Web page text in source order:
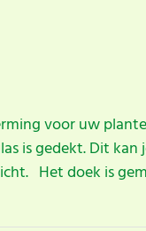
voor uw
is gedekt. Dit kan
Het doek is